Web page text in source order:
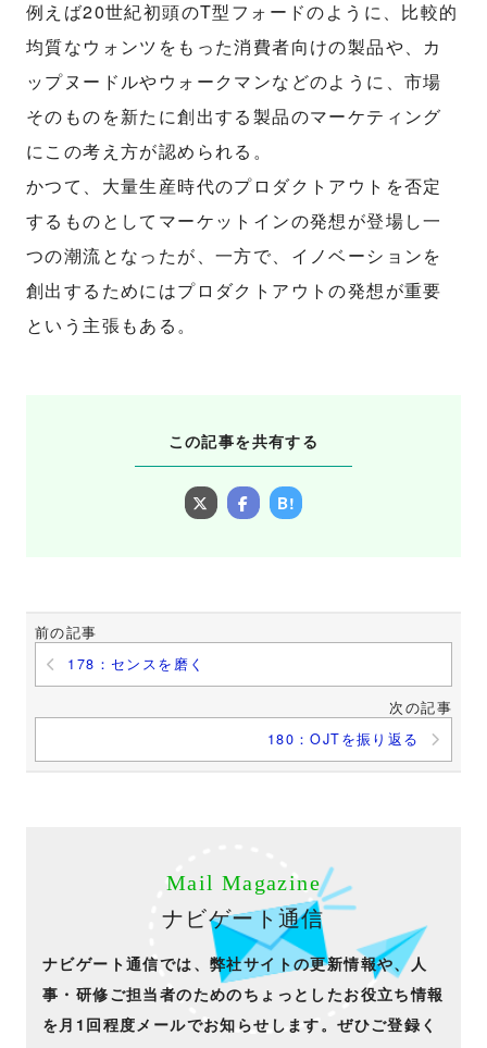
例えば20世紀初頭のT型フォードのように、比較的
均質なウォンツをもった消費者向けの製品や、カ
ップヌードルやウォークマンなどのように、市場
そのものを新たに創出する製品のマーケティング
にこの考え方が認められる。
かつて、大量生産時代のプロダクトアウトを否定
するものとしてマーケットインの発想が登場し一
つの潮流となったが、一方で、イノベーションを
創出するためにはプロダクトアウトの発想が重要
という主張もある。
この記事を共有する
B!
前の記事
178：センスを磨く
次の記事
180：OJTを振り返る
Mail Magazine
ナビゲート通信
ナビゲート通信では、弊社サイトの更新情報や、人
事・研修ご担当者のためのちょっとしたお役立ち情報
を月1回程度メールでお知らせします。ぜひご登録く